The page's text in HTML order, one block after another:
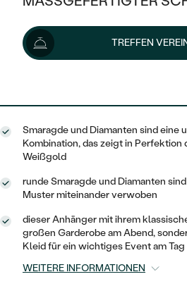
KLASSISCH
V-FORM
VINTAGE
AUSSERGEWÖHNLICHE
GEHÄMMERTE
MIT MEHREREN
HALO
VINTAGE
IM SET
AUSSERGEWÖHNLICH
GESTALTE EINEN RING
WÄHLE EINEN RING
AUSVERKAUF
WENN SCHMUCK HILFT
NACH TYP
OHRRINGE
ANHÄNGER / KETTEN
ARMBÄNDER
SCHMUCKSET
PLATIN
OHRSTECKER
CREOLEN
MINIMALISTISCHE
OHRHÄNGER
GOLD
SILBER
NACH STYL
ZUR GEBURT EINES
PERSONALISIERT
MIT STERNZEICHEN
AUSVERKAUF
GOLD
SILBER
PLATIN
NACH STYL
MEMOIRE
TREFFEN
3 389 €
Smaragde und Diamanten sind eine
Kombination, das zeigt in Perfektion
Weißgold
runde Smaragde und Diamanten
Muster miteinander verwoben
dieser Anhänger mit ihrem
großen Garderobe am Abend,
Kleid für ein wichtiges Event am Tag
WEITERE INFORMATIONEN